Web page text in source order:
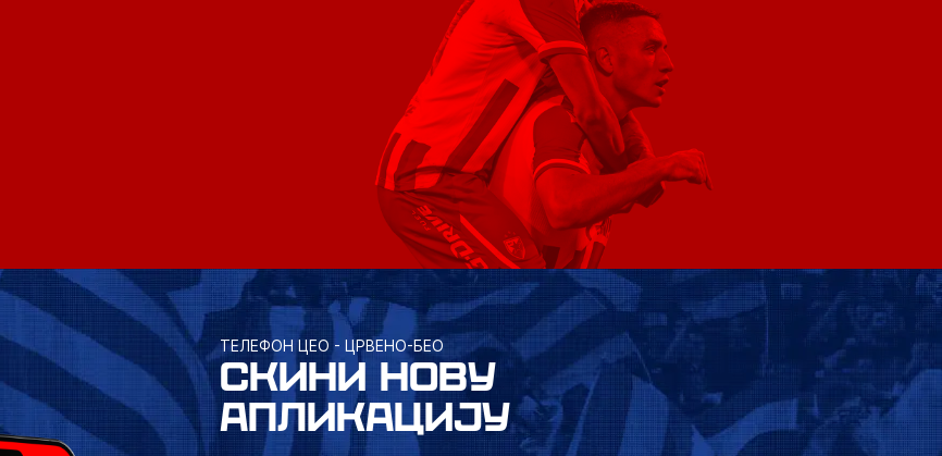
ТЕЛЕФОН ЦЕО - ЦРВЕНО-БЕО
СКИНИ НОВУ
АПЛИКАЦИЈУ